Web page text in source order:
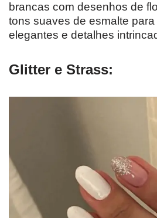
brancas com desenhos de
tons suaves de esmalte
elegantes e detalhes
Glitter e Strass: